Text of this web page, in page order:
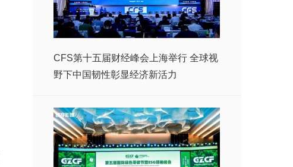
CFS第十五届财经峰会上海举行 全球视
野下中国韧性彰显经济新活力